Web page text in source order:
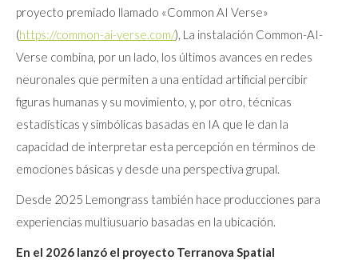
proyecto premiado llamado «Common AI Verse»
(https://common-ai-verse.com/), La instalación Common-AI-
Verse combina, por un lado, los últimos avances en redes
neuronales que permiten a una entidad artificial percibir
figuras humanas y su movimiento, y, por otro, técnicas
estadísticas y simbólicas basadas en IA que le dan la
capacidad de interpretar esta percepción en términos de
emociones básicas y desde una perspectiva grupal.
Desde 2025 Lemongrass también hace producciones para
experiencias multiusuario basadas en la ubicación.
En el 2026 lanzó el proyecto Terranova Spatial